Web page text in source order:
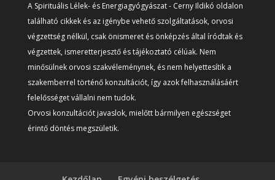
A Spirituális Lélek- és Energiagyógyászat - Cerny Ildikó oldalon
található cikkek és az igénybe vehető szolgáltatások, orvosi
végzettség nélkül, csak önismeret és önképzés által íródtak és
végzettek, ismeretterjesztő és tájékoztató célúak. Nem
minősülnek orvosi szakvéleménynek, és nem helyettesítik a
szakemberrel történő konzultációt, így azok felhasználásáért
felelősséget vállalni nem tudok.
Orvosi konzultációt javaslok, mielőtt bármilyen egészséget
érintő döntés megszületik.